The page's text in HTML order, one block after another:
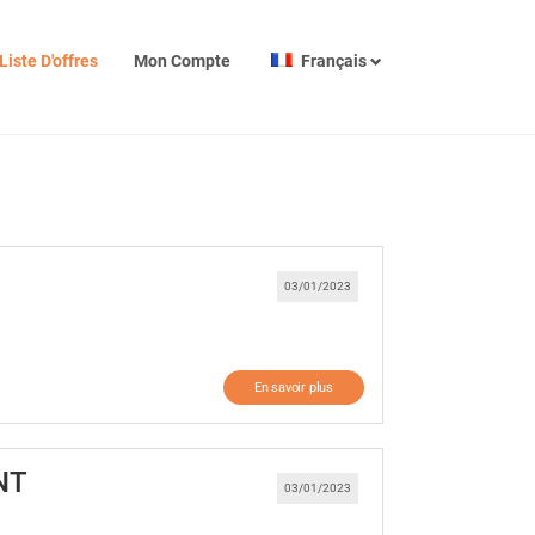
Liste D'offres Mon Compte Français
03/01/2023
En savoir plus
03/01/2023